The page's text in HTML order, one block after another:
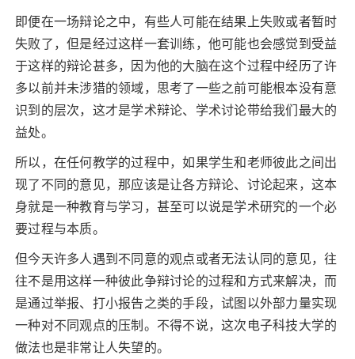
即便在一场辩论之中，有些人可能在结果上失败或者暂时
失败了，但是经过这样一套训练，他可能也会感觉到受益
于这样的辩论甚多，因为他的大脑在这个过程中经历了许
多以前并未涉猎的领域，思考了一些之前可能根本没有意
识到的层次，这才是学术辩论、学术讨论带给我们最大的
益处。
所以，在任何教学的过程中，如果学生和老师彼此之间出
现了不同的意见，那应该是让各方辩论、讨论起来，这本
身就是一种教育与学习，甚至可以说是学术研究的一个必
要过程与本质。
但今天许多人遇到不同意的观点或者无法认同的意见，往
往不是用这样一种彼此争辩讨论的过程和方式来解决，而
是通过举报、打小报告之类的手段，试图以外部力量实现
一种对不同观点的压制。不得不说，这次电子科技大学的
做法也是非常让人失望的。